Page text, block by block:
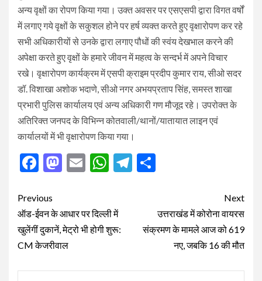
अन्य वृक्षों का रोपण किया गया। उक्त अवसर पर एसएसपी द्वारा विगत वर्षों
में लगाए गये वृक्षों के सकुशल होने पर हर्ष व्यक्त करते हुए वृक्षारोपण कर रहे
सभी अधिकारीयों से उनके द्वारा लगाए पौधों की स्वंय देखभाल करने की
अपेक्षा करते हुए वृक्षों के हमारे जीवन में महत्व के सन्दर्भ में अपने विचार
रखे। वृक्षारोपण कार्यक्रम में एसपी क्राइम प्रदीप कुमार राय, सीओ सदर
डॉ. विशाखा अशोक भदाणे, सीओ नगर अभयप्रताप सिंह, समस्त शाखा
प्रभारी पुलिस कार्यालय एवं अन्य अधिकारी गण मौजूद रहे। उपरोक्त के
अतिरिक्त जनपद के विभिन्न कोतवाली/थानों/यातायात लाइन एवं
कार्यालयों में भी वृक्षारोपण किया गया।
Facebook
Mastodon
EmailWhatsApp
Telegram
Post
navigation
Previous
ऑड-ईवन के आधार पर दिल्ली में
खुलेंगीं दुकानें, मेट्रो भी होगी शुरू:
CM केजरीवाल
Next
उत्तराखंड में कोरोना वायरस
संक्रमण के मामले आज को 619
नए, जबकि 16 की मौत